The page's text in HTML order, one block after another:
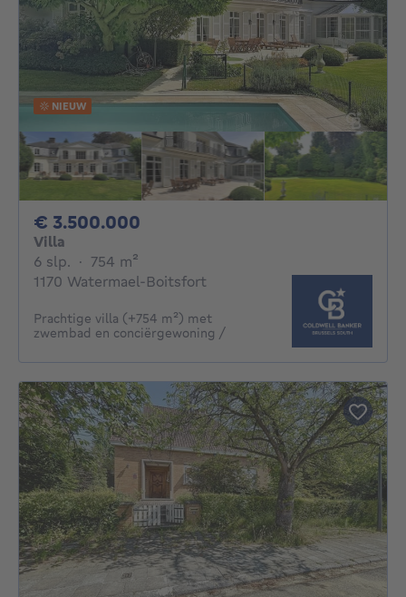
NIEUW
€ 3.500.000
Villa
6 slp. 6 slaapkamers
· 754 m²
1170 Watermael-Boitsfort
Prachtige villa (+754 m²) met
zwembad en conciërgewoning /